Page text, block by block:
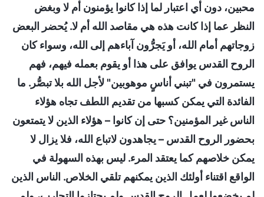
محبين، دون أي اعتبار لما إذا كانوا يؤمنون أم لا وبغض
النظر عما إذا كانت هذه هي مقاصد الله أم لا. يُحضر البعض
زوجاتهم أمام الله، أو يَجرُّون آباءهم إلى الله، وسواء كان
الروح القدس يوافق على هذا أو يقوم بعمله فيهم، فهم
يستمرون في "تبني أناسٍ موهوبين" لأجل الله بلا تبصُّر. ما
الفائدة التي يمكن كسبها من تقديم اللطف تجاه هؤلاء
الناس غير المؤمنين؟ حتى إن كانوا – هؤلاء الذين لا يتمتعون
بحضور الروح القدس – يجاهدون لاتباع الله، فلا يزال لا
يمكن خلاصهم كما يعتقد المرء. ليس بهذه السهولة في
الواقع اقتناء أولئك الذين يمكنهم تلقي الخلاص. الناس الذين